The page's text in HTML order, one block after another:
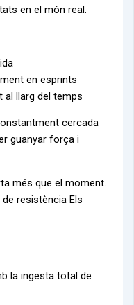
en el món real.
en esprints
al llarg del temps
cercada
guanyar força i
més que el moment.
resistència Els
la ingesta total de